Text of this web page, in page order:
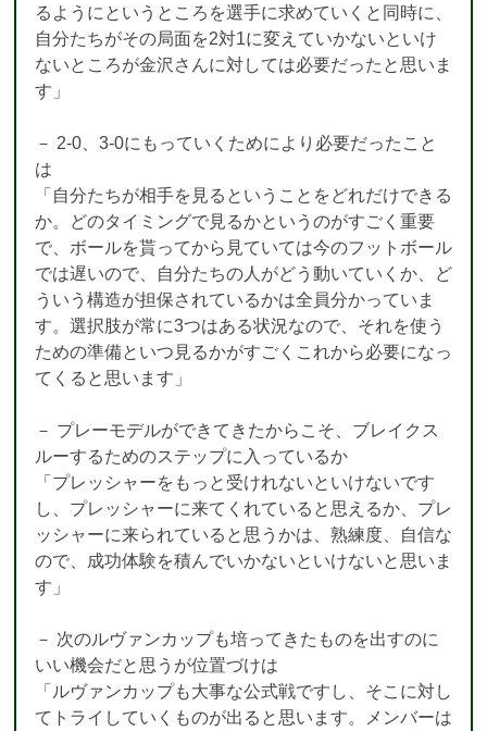
るようにというところを選手に求めていくと同時に、
自分たちがその局面を2対1に変えていかないといけ
ないところが金沢さんに対しては必要だったと思いま
す」
－ 2-0、3-0にもっていくためにより必要だったこと
は
「自分たちが相手を見るということをどれだけできる
か。どのタイミングで見るかというのがすごく重要
で、ボールを貰ってから見ていては今のフットボール
では遅いので、自分たちの人がどう動いていくか、ど
ういう構造が担保されているかは全員分かっていま
す。選択肢が常に3つはある状況なので、それを使う
ための準備といつ見るかがすごくこれから必要になっ
てくると思います」
－ プレーモデルができてきたからこそ、ブレイクス
ルーするためのステップに入っているか
「プレッシャーをもっと受けれないといけないです
し、プレッシャーに来てくれていると思えるか、プレ
ッシャーに来られていると思うかは、熟練度、自信な
ので、成功体験を積んでいかないといけないと思いま
す」
－ 次のルヴァンカップも培ってきたものを出すのに
いい機会だと思うが位置づけは
「ルヴァンカップも大事な公式戦ですし、そこに対し
てトライしていくものが出ると思います。メンバーは